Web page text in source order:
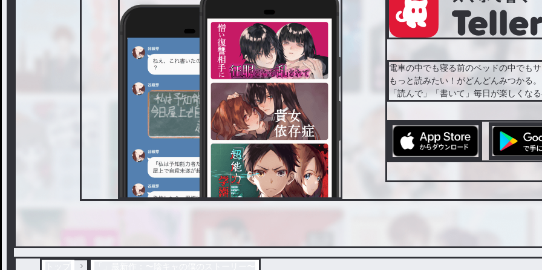
電車の中でも寝る前のベッドの中でも
もっと読みたい！がどんどんみつかる。
「読んで」「書いて」毎日が楽しくな